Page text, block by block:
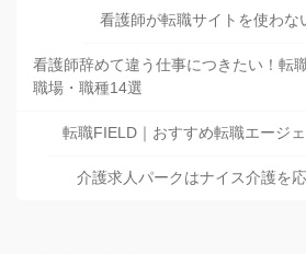
看護師が転職サイトを使わな
看護師辞めて違う仕事につきたい！転
職場・職種14選
転職FIELD｜おすすめ転職エージ
介護求人パークはナイス介護を